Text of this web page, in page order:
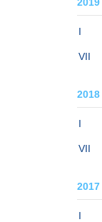
I
VII
2018
I
VII
2017
I